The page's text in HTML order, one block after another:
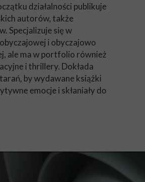
działalności publikuje
autorów, także
Specjalizuje się w
i obyczajowo
ale ma w portfolio również
i thrillery. Dokłada
by wydawane książki
emocje i skłaniały do